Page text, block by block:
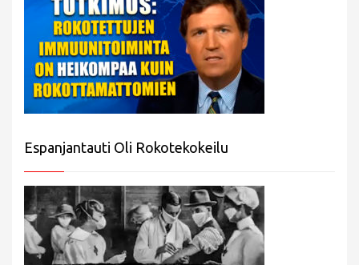
Espanjantauti Oli Rokotekokeilu